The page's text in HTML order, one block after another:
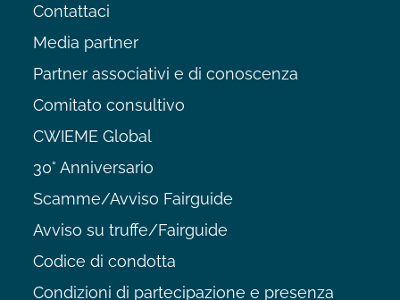
Contattaci
Media partner
Partner associativi e di conoscenza
Comitato consultivo
CWIEME Global
30° Anniversario
Scamme/Avviso Fairguide
Avviso su truffe/Fairguide
Codice di condotta
Condizioni di partecipazione e presenza